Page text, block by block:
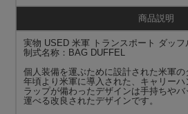
商品説明
実物 USED 米軍 トランスポート ダッフ
制式名称：BAG DUFFEL
個人装備を運ぶために設計された米軍
年頃より米軍に導入された、キャリーハ
ラップが備わったデザインは手持ちや
運べる改良されたデザインです。